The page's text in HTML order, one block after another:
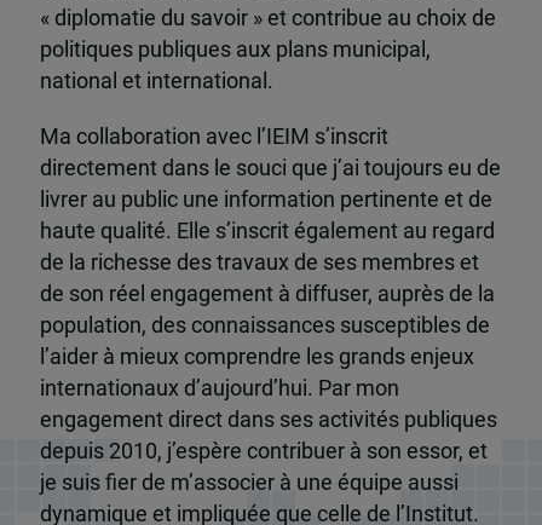
« diplomatie du savoir » et contribue au choix de
politiques publiques aux plans municipal,
national et international.
Ma collaboration avec l’IEIM s’inscrit
directement dans le souci que j’ai toujours eu de
livrer au public une information pertinente et de
haute qualité. Elle s’inscrit également au regard
de la richesse des travaux de ses membres et
de son réel engagement à diffuser, auprès de la
population, des connaissances susceptibles de
l’aider à mieux comprendre les grands enjeux
internationaux d’aujourd’hui. Par mon
engagement direct dans ses activités publiques
depuis 2010, j’espère contribuer à son essor, et
je suis fier de m’associer à une équipe aussi
dynamique et impliquée que celle de l’Institut.